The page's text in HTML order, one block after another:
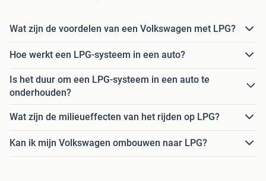
Wat zijn de voordelen van een Volkswagen met LPG?
Hoe werkt een LPG-systeem in een auto?
Is het duur om een LPG-systeem in een auto te
onderhouden?
Wat zijn de milieueffecten van het rijden op LPG?
Kan ik mijn Volkswagen ombouwen naar LPG?